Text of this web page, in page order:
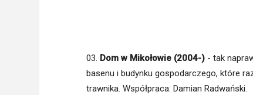
03. Dom w Mikołowie (2004-) - tak
basenu i budynku gospodarczego, które
trawnika. Współpraca: Damian Radwański.